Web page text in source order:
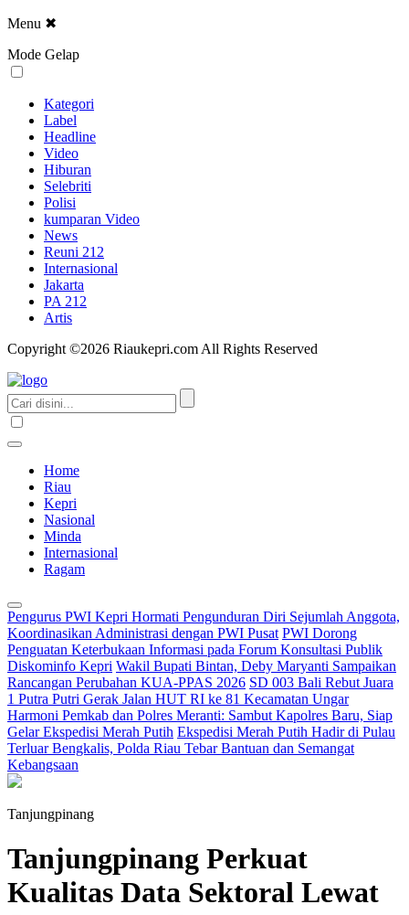
Menu ✖
Mode Gelap
Kategori
Label
Headline
Video
Hiburan
Selebriti
Polisi
kumparan Video
News
Reuni 212
Internasional
Jakarta
PA 212
Artis
Copyright ©2026 Riaukepri.com All Rights Reserved
Home
Riau
Kepri
Nasional
Minda
Internasional
Ragam
Pengurus PWI Kepri Hormati Pengunduran Diri Sejumlah Anggota,
Koordinasikan Administrasi dengan PWI Pusat PWI Dorong
Penguatan Keterbukaan Informasi pada Forum Konsultasi Publik
Diskominfo Kepri Wakil Bupati Bintan, Deby Maryanti Sampaikan
Rancangan Perubahan KUA-PPAS 2026 SD 003 Bali Rebut Juara
1 Putra Putri Gerak Jalan HUT RI ke 81 Kecamatan Ungar
Harmoni Pemkab dan Polres Meranti: Sambut Kapolres Baru, Siap
Gelar Ekspedisi Merah Putih Ekspedisi Merah Putih Hadir di Pulau
Terluar Bengkalis, Polda Riau Tebar Bantuan dan Semangat
Kebangsaan
Tanjungpinang
Tanjungpinang Perkuat
Kualitas Data Sektoral Lewat